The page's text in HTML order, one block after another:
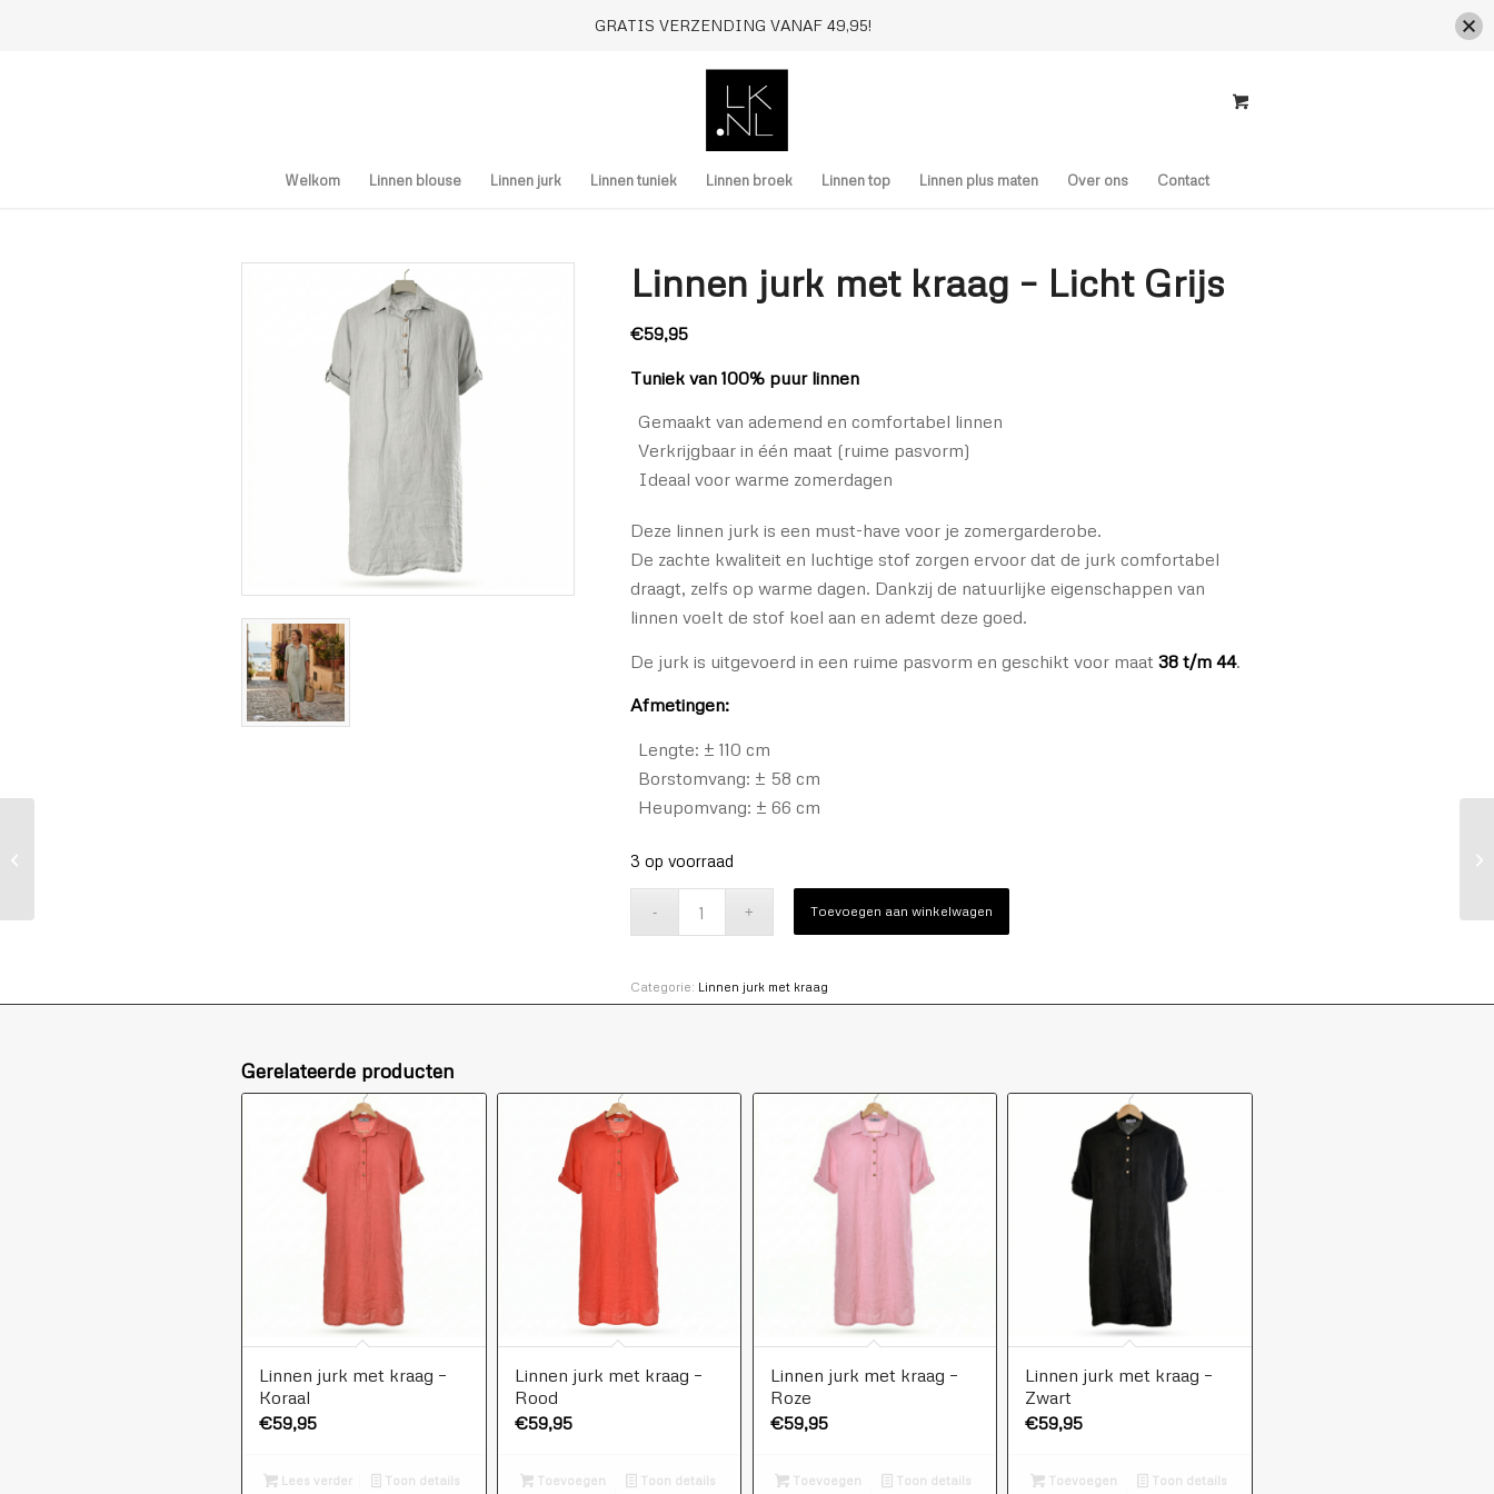
Welkom Linnen blouse Linnen jurk Linnen tuniek Linnen broek Linnen top Linnen plus maten Over ons Contact
Linnen jurk met kraag – Licht Grijs
€59,95
Tuniek van 100% puur linnen
Gemaakt van ademend en comfortabel linnen
Verkrijgbaar in één maat (ruime pasvorm)
Ideaal voor warme zomerdagen
Deze linnen jurk is een must-have voor je zomergarderobe.
De zachte kwaliteit en luchtige stof zorgen ervoor dat de jurk comfortabel
draagt, zelfs op warme dagen. Dankzij de natuurlijke eigenschappen van
linnen voelt de stof koel aan en ademt deze goed.
De jurk is uitgevoerd in een ruime pasvorm en geschikt voor maat38 t/m 44.
Afmetingen:
Lengte: ± 110 cm
Borstomvang: ± 58 cm
Heupomvang: ± 66 cm
3 op voorraad
Toevoegen aan winkelwagen
Categorie: Linnen jurk met kraag
Gerelateerde producten
Linnen jurk met kraag –
Koraal
€59,95
Lees verder Toon details
Linnen jurk met kraag –
Rood
€59,95
Toevoegen
Toon details
Linnen jurk met kraag –
Roze
€59,95
Toevoegen
Toon details
Linnen jurk met kraag –
Zwart
€59,95
Toevoegen
Toon details
GRATIS VERZENDING VANAF 49,95!